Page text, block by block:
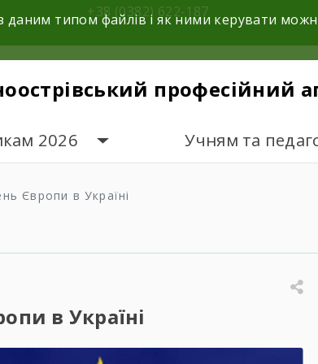
+38 (0382) 622-187
професійний
2026 Учням та
Європи в Україні
в Україні
типом файлів і як ними керувати